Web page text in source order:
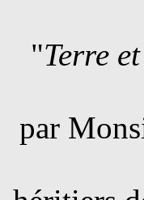
"Terre
par